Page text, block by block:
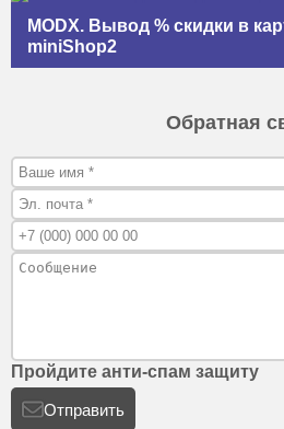
MODX. Вывод % скидки в
miniShop2
Обратная
Пройдите анти-спам защиту
Отправить